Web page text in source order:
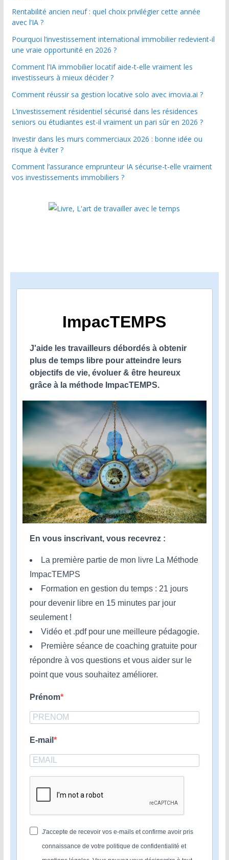
Rentabilité ancien neuf : quel choix privilégier cette année
avec l’IA ?
Pourquoi l’investissement international immobilier redevient-il
une vraie opportunité en 2026 ?
Comment l’IA immobilier locatif aide-t-elle vraiment les
investisseurs à mieux décider ?
Comment réussir sa gestion locative solo avec imovia.ai ?
L’investissement résidentiel sécurisé dans les résidences
seniors ou étudiantes est-il vraiment un pari sûr en 2026 ?
Investir dans les murs commerciaux 2026 : bonne idée ou
risque à éviter ?
Comment l’assurance emprunteur IA sécurise-t-elle vraiment
vos investissements immobiliers ?
ImpacTEMPS
J'aide les travailleurs débordés à obtenir
plus de temps libre pour atteindre leurs
objectifs de vie, évoluer & être heureux
grâce à la méthode ImpacTEMPS.
En vous inscrivant, vous recevrez :
La première partie de mon livre La Méthode
ImpacTEMPS
Formation en gestion du temps : 21 jours
pour devenir libre en 15 minutes par jour
seulement !
Vidéo et .pdf pour une meilleure pédagogie.
Première séance de coaching gratuite pour
répondre à vos questions et vous aider sur le
point que vous souhaitez améliorer.
Prénom
E-mail
J'accepte de recevoir vos e-mails et confirme avoir pris
connaissance de votre politique de confidentialité et